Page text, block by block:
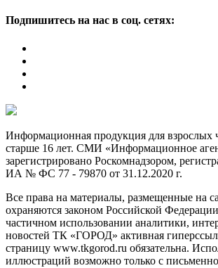
Подпишитесь на нас в соц. сетях:
Информационная продукция для взрослых
старше 16 лет. СМИ «Информационное
зарегистрировано Роскомнадзором,
ИА № ФС 77 - 79870 от 31.12.2020 г.
Все права на материалы, размещенные на
охраняются законом Российской
частичном использовании аналитики,
новостей ТК «ГОРОД» активная
страницу www.tkgorod.ru обязательна.
иллюстраций возможно только с